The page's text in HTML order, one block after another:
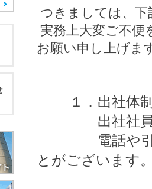
つきましては、
実務上大変ご不
お願い申し上げま
１．出社体
出社社員の
電話や引き取
とがございます